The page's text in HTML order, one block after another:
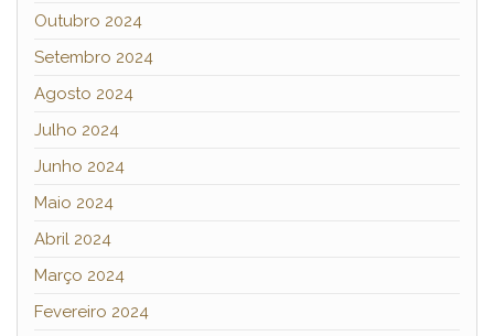
Outubro 2024
Setembro 2024
Agosto 2024
Julho 2024
Junho 2024
Maio 2024
Abril 2024
Março 2024
Fevereiro 2024